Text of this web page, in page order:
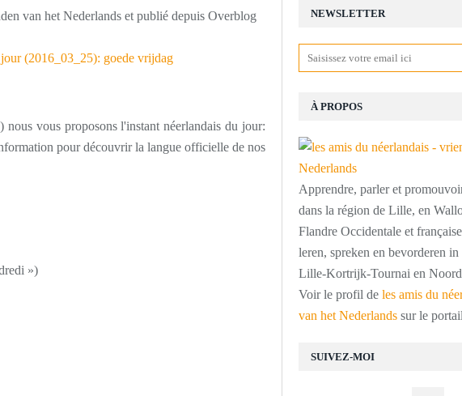
van het Nederlands et publié depuis Overblog
vous proposons l'instant néerlandais du jour:
pour découvrir la langue officielle de nos
»)
NEWSLETTER
SUIVEZ-MOI
À PROPOS
Apprendre, parler et
dans la région de Lille, en
Flandre Occidentale et
leren, spreken en bevorderen
Lille-Kortrijk-Tournai en
Voir le profil de les amis du
van het Nederlands sur le